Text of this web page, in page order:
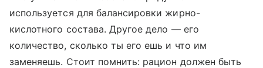
используется для балансировки жирно-
кислотного состава. Другое дело — его
количество, сколько ты его ешь и что им
заменяешь. Стоит помнить: рацион должен быть